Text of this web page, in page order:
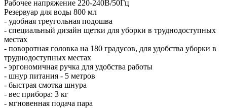
Рабочее напряжение 220-240В/50Гц
Резервуар для воды 800 мл
- удобная треугольная подошва
- специальный дизайн щетки для уборки в труднодоступных
местах
- поворотная головка на 180 градусов, для удобства уборки в
труднодоступных местах
- эргономичная ручка для удобства работы
- шнур питания - 5 метров
- быстрая смотка шнура
- вес прибора: 3 кг
- мгновенная подача пара